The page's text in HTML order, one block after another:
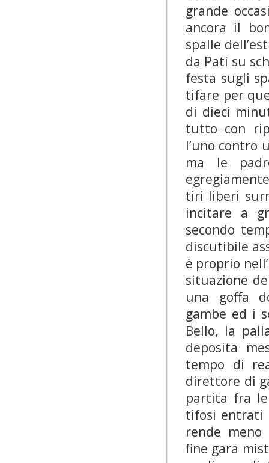
grande
ancora il
spalle
da Pati su
festa sugli
tifare per
di dieci
tutto con
l’uno contro
ma le
tiri liberi
incitare a
secondo
discutibile
è proprio
situazione
una goffa
gambe ed i
Bello, la
deposita
tempo di
direttore di
partita fra
tifosi entrati
rende meno
fine gara